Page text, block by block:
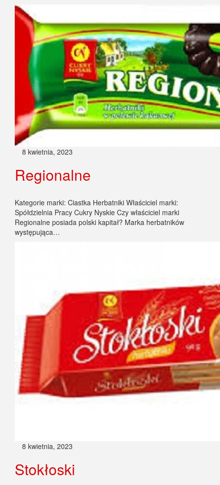
8 kwietnia, 2023
Regionalne
Kategorie marki: Ciastka Herbatniki Właściciel marki:
Spółdzielnia Pracy Cukry Nyskie Czy właściciel marki
Regionalne posiada polski kapitał? Marka herbatników
występująca…
8 kwietnia, 2023
Stokłoski